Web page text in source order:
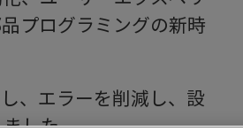
プログラミングの新時
、エラーを削減し、設
した。